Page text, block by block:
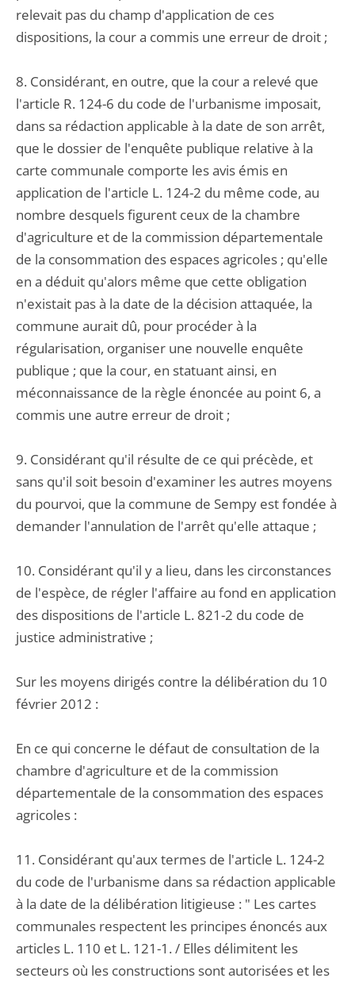
relevait pas du champ d'application de ces
dispositions, la cour a commis une erreur de droit ;
8. Considérant, en outre, que la cour a relevé que
l'article R. 124-6 du code de l'urbanisme imposait,
dans sa rédaction applicable à la date de son arrêt,
que le dossier de l'enquête publique relative à la
carte communale comporte les avis émis en
application de l'article L. 124-2 du même code, au
nombre desquels figurent ceux de la chambre
d'agriculture et de la commission départementale
de la consommation des espaces agricoles ; qu'elle
en a déduit qu'alors même que cette obligation
n'existait pas à la date de la décision attaquée, la
commune aurait dû, pour procéder à la
régularisation, organiser une nouvelle enquête
publique ; que la cour, en statuant ainsi, en
méconnaissance de la règle énoncée au point 6, a
commis une autre erreur de droit ;
9. Considérant qu'il résulte de ce qui précède, et
sans qu'il soit besoin d'examiner les autres moyens
du pourvoi, que la commune de Sempy est fondée à
demander l'annulation de l'arrêt qu'elle attaque ;
10. Considérant qu'il y a lieu, dans les circonstances
de l'espèce, de régler l'affaire au fond en application
des dispositions de l'article L. 821-2 du code de
justice administrative ;
Sur les moyens dirigés contre la délibération du 10
février 2012 :
En ce qui concerne le défaut de consultation de la
chambre d'agriculture et de la commission
départementale de la consommation des espaces
agricoles :
11. Considérant qu'aux termes de l'article L. 124-2
du code de l'urbanisme dans sa rédaction applicable
à la date de la délibération litigieuse : " Les cartes
communales respectent les principes énoncés aux
articles L. 110 et L. 121-1. / Elles délimitent les
secteurs où les constructions sont autorisées et les